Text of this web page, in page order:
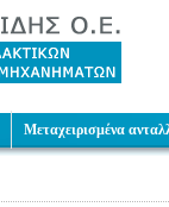
Μεταχειρισμένα